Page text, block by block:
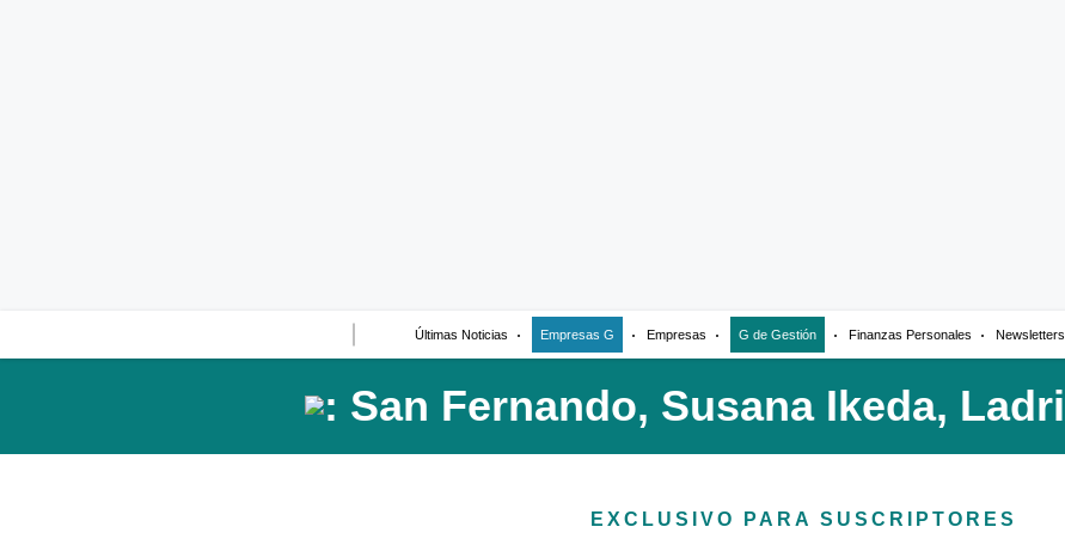
Últimas Noticias Empresas G Empresas G de Gestión Finanzas Personales Newsletters
EXCLUSIVO PARA SUSCRIPTORES